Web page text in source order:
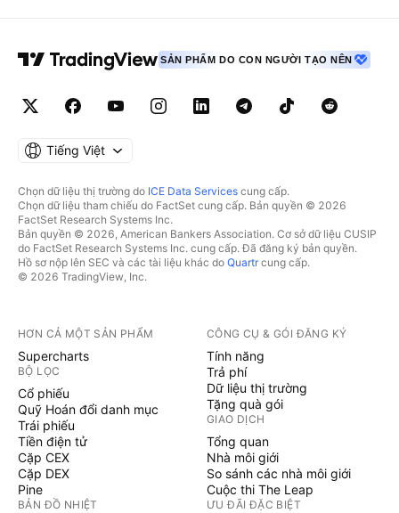
SẢN PHẨM DO CON NGƯỜI TẠO NÊN
Tiếng Việt
Chọn dữ liệu thị trường do ICE Data Services cung cấp.
Chọn dữ liệu tham chiếu do FactSet cung cấp. Bản quyền © 2026
FactSet Research Systems Inc.
Bản quyền © 2026, American Bankers Association. Cơ sở dữ liệu CUSIP
do FactSet Research Systems Inc. cung cấp. Đã đăng ký bản quyền.
Hồ sơ nộp lên SEC và các tài liệu khác do Quartrcung cấp.
© 2026 TradingView, Inc.
HƠN CẢ MỘT SẢN PHẨM
Supercharts
BỘ LỌC
Cổ phiếu
Quỹ Hoán đổi danh mục
Trái phiếu
Tiền điện tử
Cặp CEX
Cặp DEX
Pine
BẢN ĐỒ NHIỆT
CÔNG CỤ & GÓI ĐĂNG KÝ
Tính năng
Trả phí
Dữ liệu thị trường
Tặng quà gói
GIAO DỊCH
Tổng quan
Nhà môi giới
So sánh các nhà môi giới
Cuộc thi The Leap
ƯU ĐÃI ĐẶC BIỆT